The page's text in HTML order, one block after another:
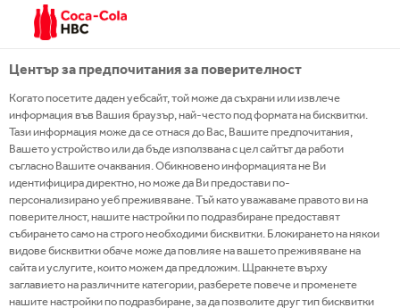
устойчиво развитие, които компанията смята да
изпълни до 2025 г. Какво следва оттук нататък?
Като част от Системата на Кока-Кола, ние се
стремим да инвестираме в редица значими теми,
свързани с въздействията ни върху околната
среда, както и социалните и икономически
въпроси, които са важни за цялото общество.
Гордеем се, че успяхме да изпълним
преждевременно част от целите си до 2025
година в сферата на устойчивото развитие. Така
например, 100% от опаковките на всички Coca-
Cola продукти вече са рециклируеми, като в
Център за предпочитания за поверителност
Когато посетите даден уебсайт, той може да съхрани или извлече
информация във Вашия браузър, най-често под формата на бисквитки.
Тази информация може да се отнася до Вас, Вашите предпочитания,
Вашето устройство или да бъде използвана с цел сайтът да работи
съгласно Вашите очаквания. Обикновено информацията не Ви
идентифицира директно, но може да Ви предостави по-
персонализирано уеб преживяване. Тъй като уважаваме правото ви на
поверителност, нашите настройки по подразбиране предоставят
събирането само на строго необходими бисквитки. Блокирането на някои
видове бисквитки обаче може да повлияе на вашето преживяване на
сайта и услугите, които можем да предложим. Щракнете върху
заглавието на различните категории, разберете повече и променете
нашите настройки по подразбиране, за да позволите друг тип бисквитки